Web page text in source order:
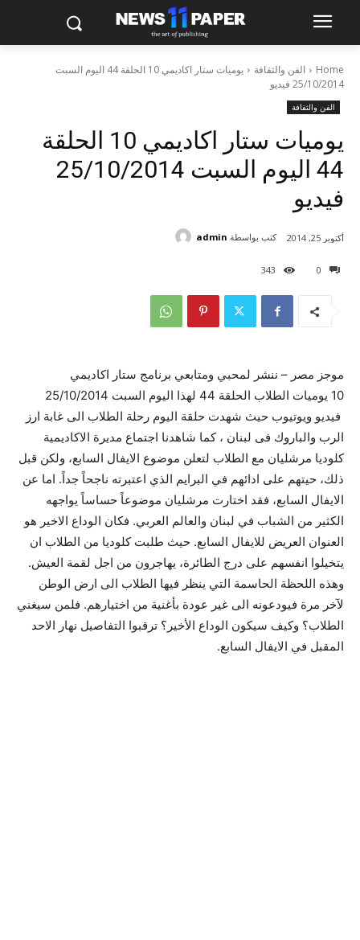
Home الفن والثقافة
يوميات ستار اكاديمي 10 الحلقة 44 اليوم السبت
25/10/2014 فيديو
الفن والثقافة
يوميات ستار اكاديمي 10 الحلقة
44 اليوم السبت 25/10/2014
فيديو
0
343
أكتوبر 25, 2014 كتب بواسطة admin
موجز مصر – ننشر لمحبي ومتابعي برنامج ستار اكاديمي
10 يوميات الطلاب الحلقة 44 لهذا اليوم السبت 25/10/2014
فيديو ويوتيوب حيث شهدت حلقة اليوم رحلة الطلاب الى غابة ارز
الرب والباروك فى لبنان ، كما شاهدنا اجتماع مديرة الاكاديمية
كلوديا مرشليان مع الطلاب لتعلن موضوع الايفال السابع، ولكن قبل
ذلك، حيتهم على ادائهم في البرايم الذي اعتبرته ناجحاً جداً. اما عن
الايفال السابع، فقد اختارت مرشليان موضوعاً حساساً يواجهه
الكثير من الشباب في لبنان والعالم العربي. فكان الوداع الاخير هو
العنوان العريض للايفال السابع. حيث طلبت كلوديا من الطلاب ان
يتخيلوا انفسهم على درج الطائرة، يهاجرون من اجل لقمة العيش.
وهذه اللحظة الحاسمة التي ينظر فيها الطلاب الى ارض الوطن
لآخر مرة فيودعونه الى غير عودة بأغنية من اختيارهم. فلمن سيغني
الطلاب؟ وكيف سيكون الوداع الأخير؟ ترقبوا التفاصيل نهار الاحد
المقبل في الايفال السابع.